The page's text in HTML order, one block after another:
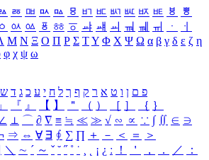
ㅭ ㅮ ㅯ ㅰ ㅱ ㅲ ㅳ ㅴ ㅵ ㅶ ㅷ ㅸ
ㅹ
ㆁ ㆂ ㆃ ㆄ ㆅ ㆆ ㆇ ㆈ ㆉ ㆊ ㆋ ㆌ ㆍ
ㆎ
Μ Ν Ξ Ο Π Ρ Σ ΤΥ Φ Χ Ψ Ω α β γ δ ε ζ η
φ χ ψ ω
פ ם ן ו ט א ר ק ף ך ל ח י ע כ ג ד ש
」 『 』 【 】 ＂ （ ） ［ ］ ｛ ｝
⊥ ⌒ ∂ ∇ ≡ ≒ ≪ ≫ √ ∽ ∝ ∵ ∫ ∬ ∈ ∋
⇒ ⇔ ∀ ∃ ∮ ∑ ∏ ＋ － ＜ ＝
＞
＼ ∼ ´ ～ ˇ ˘ ˝ ˚ ˙ ¸ ¡ ¿ ː ！ ＇ ， ． ／
：